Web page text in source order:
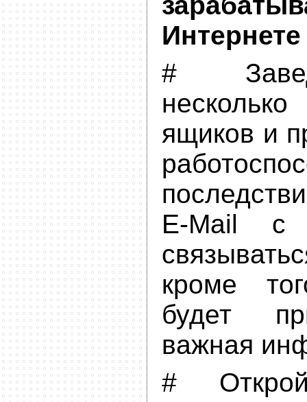
Интернете
#
ящиков и
E-Mail с
кроме
будет
важная
#